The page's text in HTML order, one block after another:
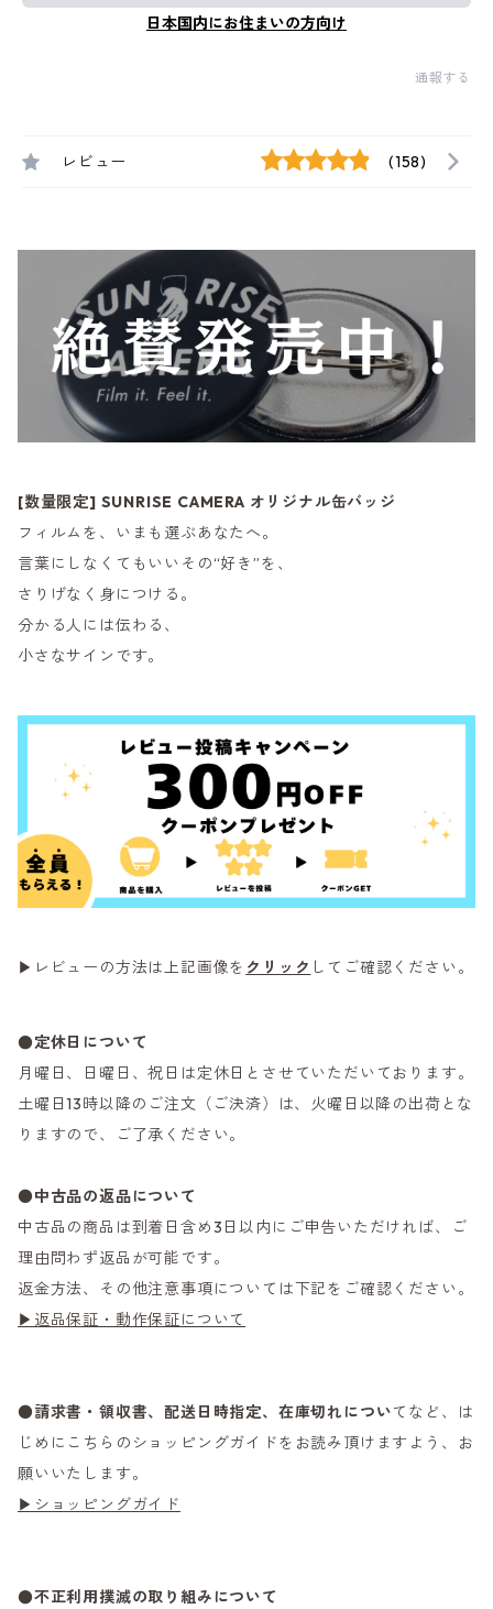
日本国内にお住まいの方向け
通報する
レビュー (158)
[数量限定] SUNRISE CAMERA オリジナル缶バッジ
フィルムを、いまも選ぶあなたへ。
言葉にしなくてもいいその“好き”を、
さりげなく身につける。
分かる人には伝わる、
小さなサインです。
▶レビューの方法は上記画像を クリック してご確認ください。
●定休日について
月曜日、日曜日、祝日は定休日とさせていただいております。
土曜日13時以降のご注文（ご決済）は、火曜日以降の出荷とな
りますので、ご了承ください。
●中古品の返品について
中古品の商品は到着日含め3日以内にご申告いただければ、ご
理由問わず返品が可能です。
返金方法、その他注意事項については下記をご確認ください。
▶返品保証・動作保証について
●請求書・領収書、配送日時指定、在庫切れについてなど、は
じめにこちらのショッピングガイドをお読み頂けますよう、お
願いいたします。
▶ショッピングガイド
●不正利用撲滅の取り組みについて